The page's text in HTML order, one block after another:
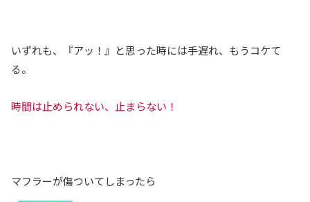
いずれも、『アッ！』と思った時には手遅れ、もうコケて
る。
時間は止められない、止まらない！
マフラーが傷ついてしまったら